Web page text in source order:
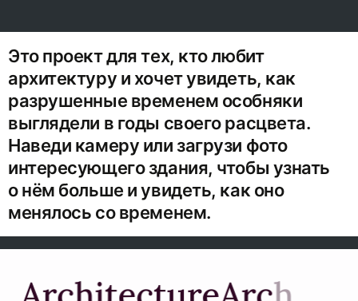
Это проект для тех, кто любит
архитектуру и хочет увидеть, как
разрушенные временем особняки
выглядели в годы своего расцвета.
Наведи камеру или загрузи фото
интересующего здания, чтобы узнать
о нём больше и увидеть, как оно
менялось со временем.